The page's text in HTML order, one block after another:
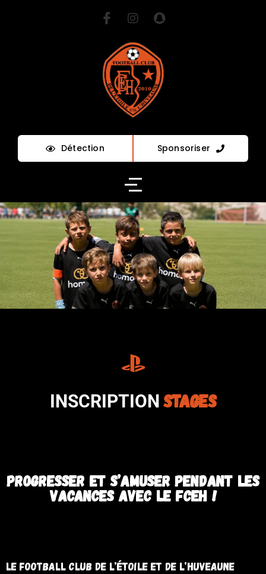
Détection Sponsoriser
INSCRIPTION STAGES
Progresser et s’amuser pendant les
vacances avec le FCEH !
Le Football Club de l’Étoile et de l’Huveaune